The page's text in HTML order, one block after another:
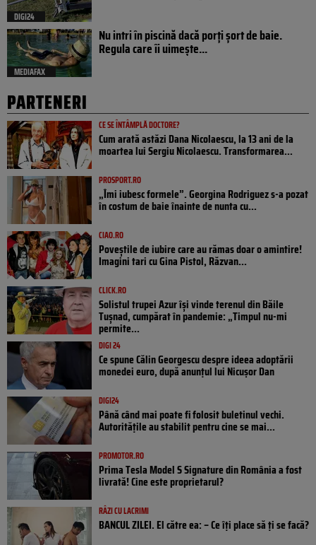
DIGI24
MEDIAFAX
Nu intri în piscină dacă porți șort de baie.
Regula care îi uimește...
PARTENERI
CE SE ÎNTÂMPLĂ DOCTORE?
Cum arată astăzi Dana Nicolaescu, la 13 ani de la
moartea lui Sergiu Nicolaescu. Transformarea...
PROSPORT.RO
„Îmi iubesc formele”. Georgina Rodriguez s-a pozat
în costum de baie înainte de nunta cu...
CIAO.RO
Poveştile de iubire care au rămas doar o amintire!
Imagini tari cu Gina Pistol, Răzvan...
CLICK.RO
Solistul trupei Azur își vinde terenul din Băile
Tușnad, cumpărat în pandemie: „Timpul nu-mi
permite...
DIGI 24
Ce spune Călin Georgescu despre ideea adoptării
monedei euro, după anunțul lui Nicușor Dan
DIGI24
Până când mai poate fi folosit buletinul vechi.
Autoritățile au stabilit pentru cine se mai...
PROMOTOR.RO
Prima Tesla Model S Signature din România a fost
livrată! Cine este proprietarul?
RÂZI CU LACRIMI
BANCUL ZILEI. El către ea: – Ce îți place să ți se facă?